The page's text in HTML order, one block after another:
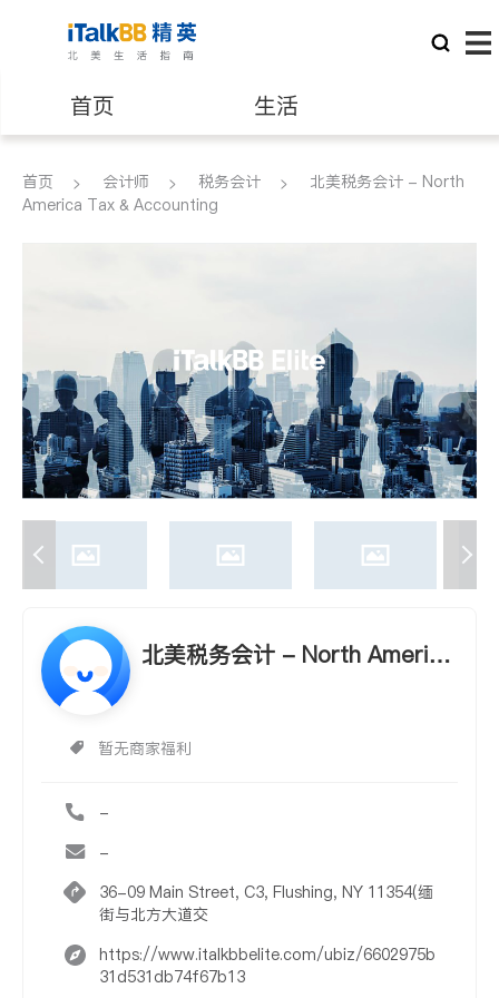
首页 生活
医生 律师
养老 非盈利组织
首页 会计师 税务会计
北美税务会计 - North
America Tax & Accounting
北美税务会计 - North America
暂无商家福利
-
-
36-09 Main Street, C3, Flushing, NY 11354(缅
街与北方大道交
https://www.italkbbelite.com/ubiz/6602975b
31d531db74f67b13